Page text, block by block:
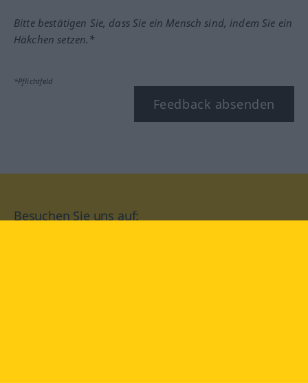
Bitte bestätigen Sie, dass Sie ein Mensch sind, indem Sie ein
Häkchen setzen.*
*Pflichtfeld
Feedback absenden
Besuchen Sie uns auf: